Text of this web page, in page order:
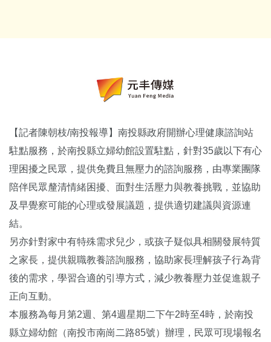
【記者陳朝枝/南投報導】南投縣政府開辦心理健康諮詢站
駐點服務，於南投縣立婦幼館設置駐點，針對35歲以下有心
理困擾之民眾，提供免費且無壓力的諮詢服務，由專業團隊
陪伴民眾釐清情緒困擾、面對生活壓力與教養挑戰，並協助
及早覺察可能的心理或發展議題，提供適切建議與資源連
結。
另亦針對家中有特殊需求兒少，或孩子疑似具相關發展特質
之家長，提供親職教養諮詢服務，協助家長理解孩子行為背
後的需求，學習合適的引導方式，減少教養壓力並促進親子
正向互動。
本服務為每月第2週、第4週星期二下午2時至4時，於南投
縣立婦幼館（南投市南崗二路85號）辦理，民眾可現場報名